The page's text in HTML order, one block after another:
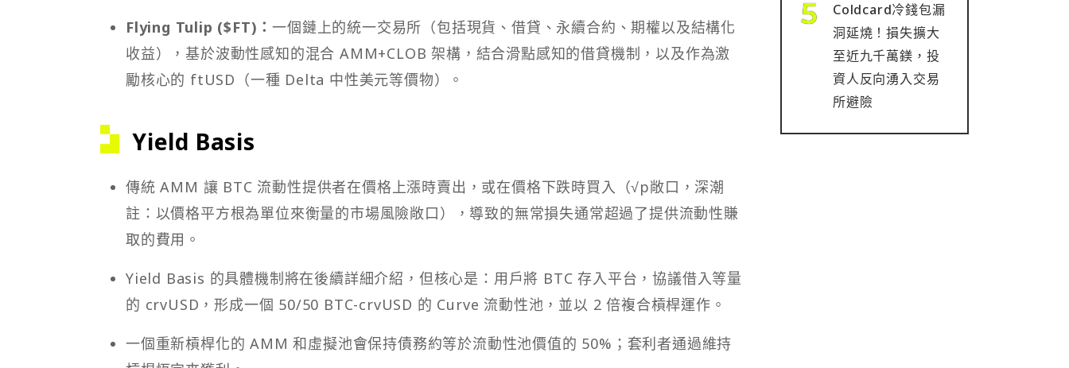
Flying Tulip ($FT)：一個鏈上的統一交易所（包括現貨、借貸、永續合約、期權以及結構化
收益），基於波動性感知的混合 AMM+CLOB 架構，結合滑點感知的借貸機制，以及作為激
勵核心的 ftUSD（一種 Delta 中性美元等價物）。
Yield Basis
傳統 AMM 讓 BTC 流動性提供者在價格上漲時賣出，或在價格下跌時買入（√p敞口，深潮
註：以價格平方根為單位來衡量的市場風險敞口），導致的無常損失通常超過了提供流動性賺
取的費用。
Yield Basis 的具體機制將在後續詳細介紹，但核心是：用戶將 BTC 存入平台，協議借入等量
的 crvUSD，形成一個 50/50 BTC-crvUSD 的 Curve 流動性池，並以 2 倍複合槓桿運作。
一個重新槓桿化的 AMM 和虛擬池會保持債務約等於流動性池價值的 50%；套利者通過維持
Coldcard冷錢包漏
洞延燒！損失擴大
至近九千萬鎂，投
資人反向湧入交易
所避險